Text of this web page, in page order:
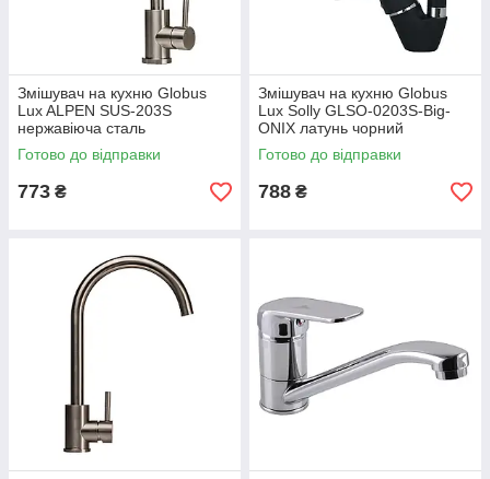
Змішувач на кухню Globus
Lux ALPEN SUS-203S
нержавіюча сталь
Готово до відправки
773 ₴
Змішувач на кухню Globus
Lux Solly GLSO-0203S-Big-
ONIX латунь чорний
Готово до відправки
788 ₴